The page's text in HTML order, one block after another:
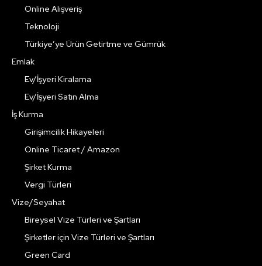
Online Alışveriş
Teknoloji
Türkiye’ye Ürün Getirtme ve Gümrük
Emlak
Ev/İşyeri Kiralama
Ev/İşyeri Satın Alma
İş Kurma
Girişimcilik Hikayeleri
Online Ticaret / Amazon
Şirket Kurma
Vergi Türleri
Vize/Seyahat
Bireysel Vize Türleri ve Şartları
Şirketler için Vize Türleri ve Şartları
Green Card